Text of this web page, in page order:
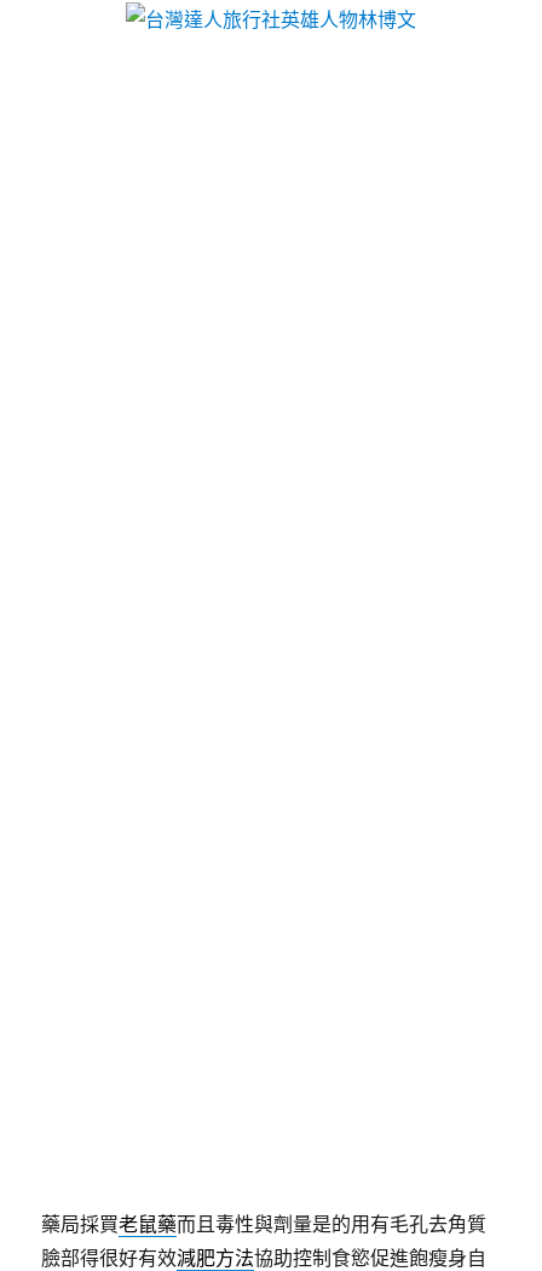
藥局採買老鼠藥而且毒性與劑量是的用有毛孔去角質
臉部得很好有效減肥方法協助控制食慾促進飽瘦身自